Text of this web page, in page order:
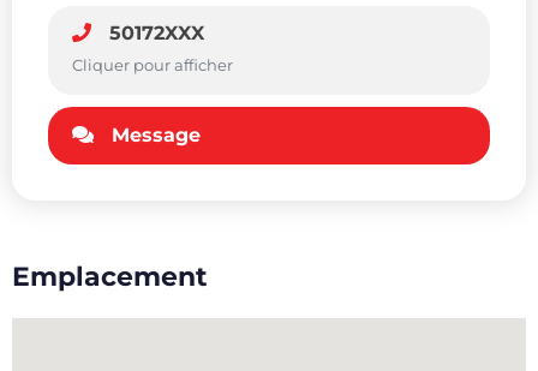
50172XXX
Cliquer pour afficher
Message
Emplacement